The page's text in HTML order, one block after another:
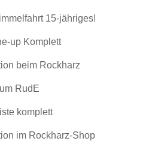
15-jähriges!
up Komplett
beim Rockharz
RudE
komplett
im Rockharz-Shop